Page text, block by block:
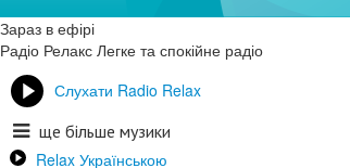
Зараз в ефірі
Радіо Релакс Легке та спокійне радіо
Слухати Radio Relax
ще більше музики
Relax Українською